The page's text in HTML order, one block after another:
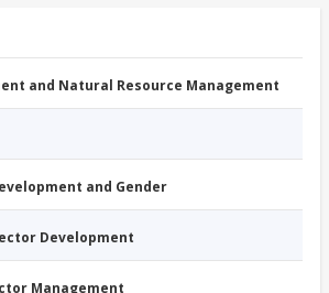
and Natural Resource Management
and Gender
Development
Management